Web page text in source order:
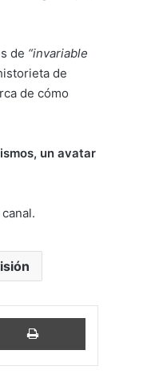
de “invariable
de
de cómo
un avatar
Imprimir